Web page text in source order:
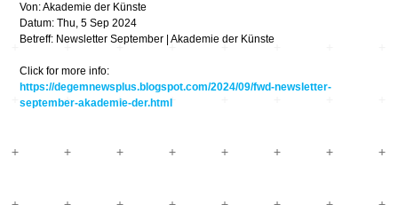
Von: Akademie der Künste
Datum: Thu, 5 Sep 2024
Betreff: Newsletter September | Akademie der Künste
Click for more info:
https://degemnewsplus.blogspot.com/2024/09/fwd-newsletter-
september-akademie-der.html